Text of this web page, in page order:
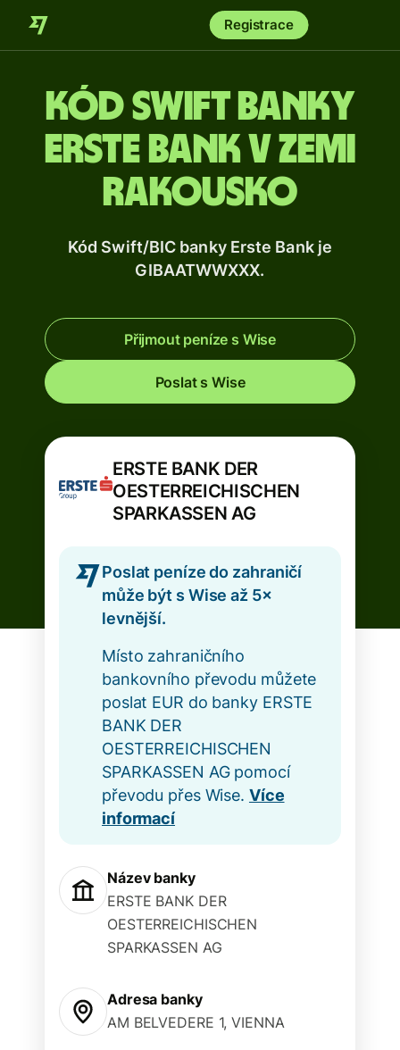
Registrace
Kód Swift banky
Erste Bank v zemi
Rakousko
Kód Swift/BIC banky Erste Bank je
GIBAATWWXXX.
Přijmout peníze s Wise
Poslat s Wise
ERSTE BANK DER
OESTERREICHISCHEN
SPARKASSEN AG
Poslat peníze do zahraničí
může být s Wise až 5×
levnější.
Místo zahraničního
bankovního převodu můžete
poslat EUR do banky ERSTE
BANK DER
OESTERREICHISCHEN
SPARKASSEN AG pomocí
převodu přes Wise. Více
informací
Název banky
ERSTE BANK DER
OESTERREICHISCHEN
SPARKASSEN AG
Adresa banky
AM BELVEDERE 1, VIENNA